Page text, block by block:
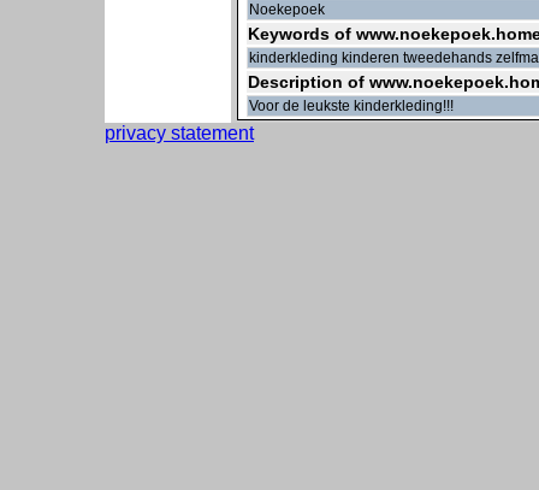
Noekepoek
Keywords of
kinderkleding kinderen tweedehands
Description of
Voor de leukste kinderkleding!!!
privacy statement